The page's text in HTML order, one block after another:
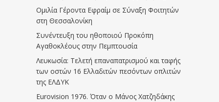
Ομιλία Γέροντα Εφραίμ σε Σύναξη Φοιτητών
στη Θεσσαλονίκη
Συνέντευξη του ηθοποιού Προκόπη
Αγαθοκλέους στην Πεμπτουσία
Λευκωσία: Τελετή επαναπατρισμού και ταφής
των οστών 16 Ελλαδιτών πεσόντων οπλιτών
της ΕΛΔΥΚ
Eurovision 1976. Όταν ο Μάνος Χατζηδάκης